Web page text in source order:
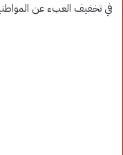
في تخفيف العبء عن